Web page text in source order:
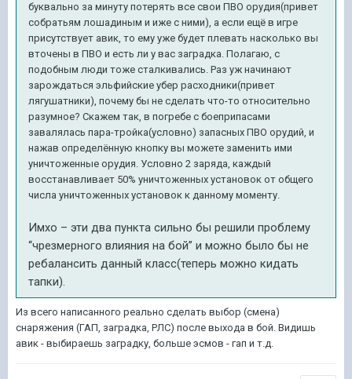
буквально за минуту потерять все свои ПВО орудия(привет
собратьям лошадиным и иже с ними), а если ещё в игре
присутствует авик, то ему уже будет плевать насколько вы
вточены в ПВО и есть ли у вас заградка. Полагаю, с
подобным люди тоже сталкивались. Раз уж начинают
зарождаться эльфийские убер расходники(привет
лягушатники), почему бы не сделать что-то относительно
разумное? Скажем так, в погребе с боеприпасами
завалялась пара-тройка(условно) запасных ПВО орудий, и
нажав определённую кнопку вы можете заменить ими
уничтоженные орудия. Условно 2 заряда, каждый
восстанавливает 50% уничтоженных установок от общего
числа уничтоженных установок к данному моменту.
Имхо – эти два пункта сильно бы решили проблему
“чрезмерного влияния на бой” и можно было бы не
ребалансить данный класс(теперь можно кидать
тапки).
Из всего написанного реально сделать выбор (смена)
снаряжения (ГАП, заградка, РЛС) после выхода в бой. Видишь
авик - выбираешь заградку, больше эсмов - гап и т.д.